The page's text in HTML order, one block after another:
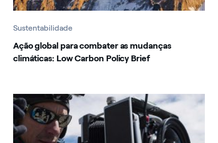
Sustentabilidade
Ação global para combater as mudanças
climáticas: Low Carbon Policy Brief